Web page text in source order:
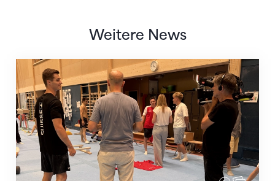
Weitere News
Mit klaren Zielen nach Zagreb